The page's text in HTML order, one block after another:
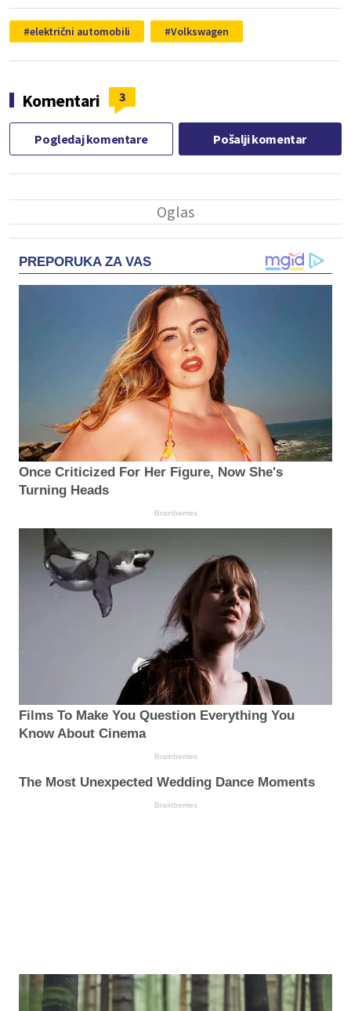
električni automobili Volkswagen
Komentari 3
Pogledaj komentare Pošalji komentar
PREPORUKA ZA VAS
Once Criticized For Her Figure, Now She's
Turning Heads
Brainberries
Films To Make You Question Everything You
Know About Cinema
Brainberries
The Most Unexpected Wedding Dance Moments
Brainberries